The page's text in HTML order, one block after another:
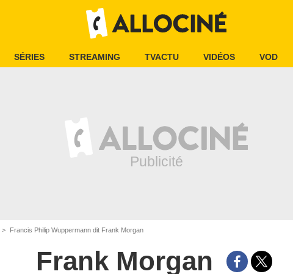
SÉRIES STREAMING TVACTU VIDÉOS VOD
Francis Philip Wuppermann dit Frank Morgan
Frank Morgan